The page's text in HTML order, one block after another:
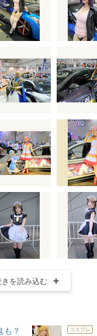
きを読み込む
も？
コスプレ